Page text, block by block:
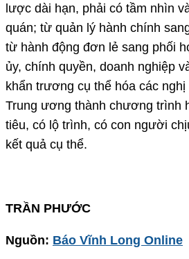
lược dài hạn, phải có tầm nhìn
quán; từ quản lý hành chính
từ hành động đơn lẻ sang phối
ủy, chính quyền, doanh nghiệp
khẩn trương cụ thể hóa các
Trung ương thành chương trình
tiêu, có lộ trình, có con người
kết quả cụ thể.
TRẦN PHƯỚC
Nguồn: Báo Vĩnh Long Online